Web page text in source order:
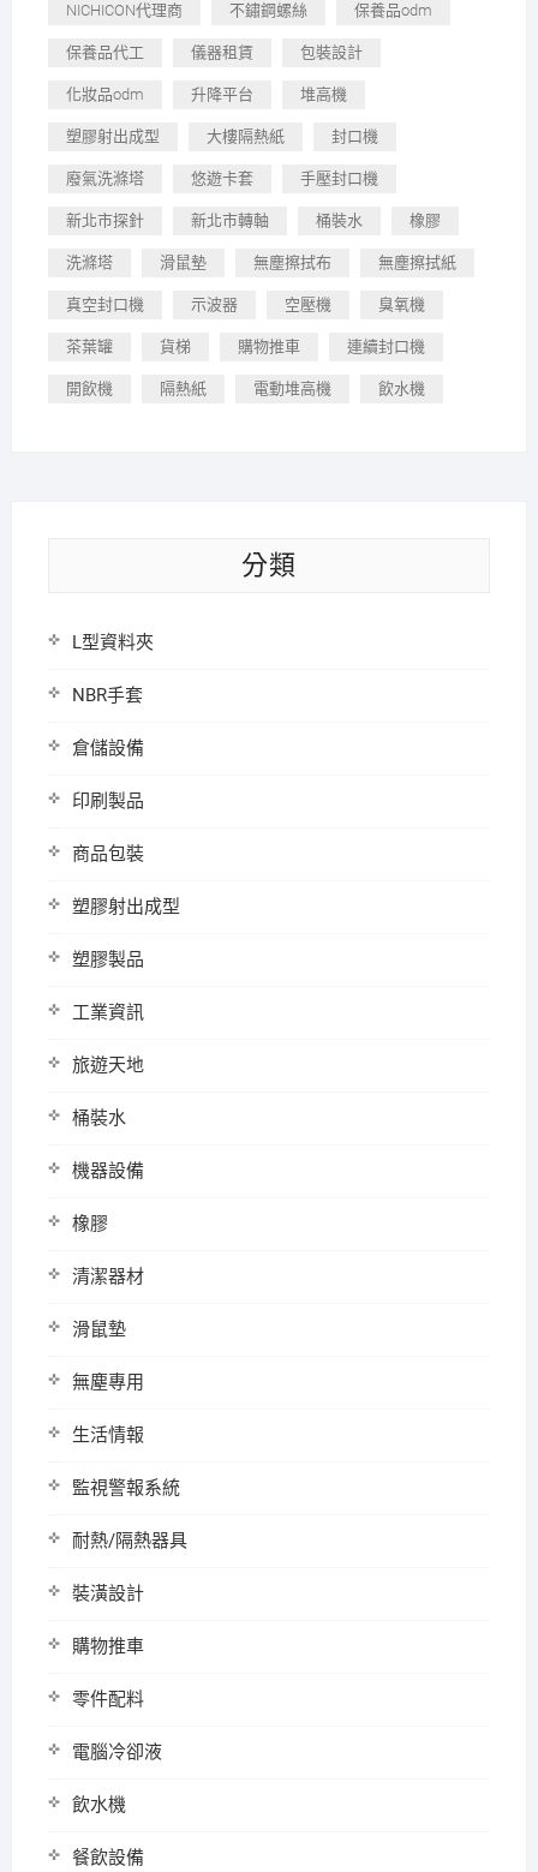
NICHICON代理商 不鏽鋼螺絲 保養品odm
保養品代工 儀器租賃 包裝設計
化妝品odm 升降平台 堆高機
塑膠射出成型 大樓隔熱紙 封口機
廢氣洗滌塔 悠遊卡套 手壓封口機
新北市探針 新北市轉軸 桶裝水 橡膠
洗滌塔 滑鼠墊 無塵擦拭布 無塵擦拭紙
真空封口機 示波器 空壓機 臭氧機
茶葉罐 貨梯 購物推車 連續封口機
開飲機 隔熱紙 電動堆高機 飲水機
分類
L型資料夾
NBR手套
倉儲設備
印刷製品
商品包裝
塑膠射出成型
塑膠製品
工業資訊
旅遊天地
桶裝水
機器設備
橡膠
清潔器材
滑鼠墊
無塵專用
生活情報
監視警報系統
耐熱/隔熱器具
裝潢設計
購物推車
零件配料
電腦冷卻液
飲水機
餐飲設備